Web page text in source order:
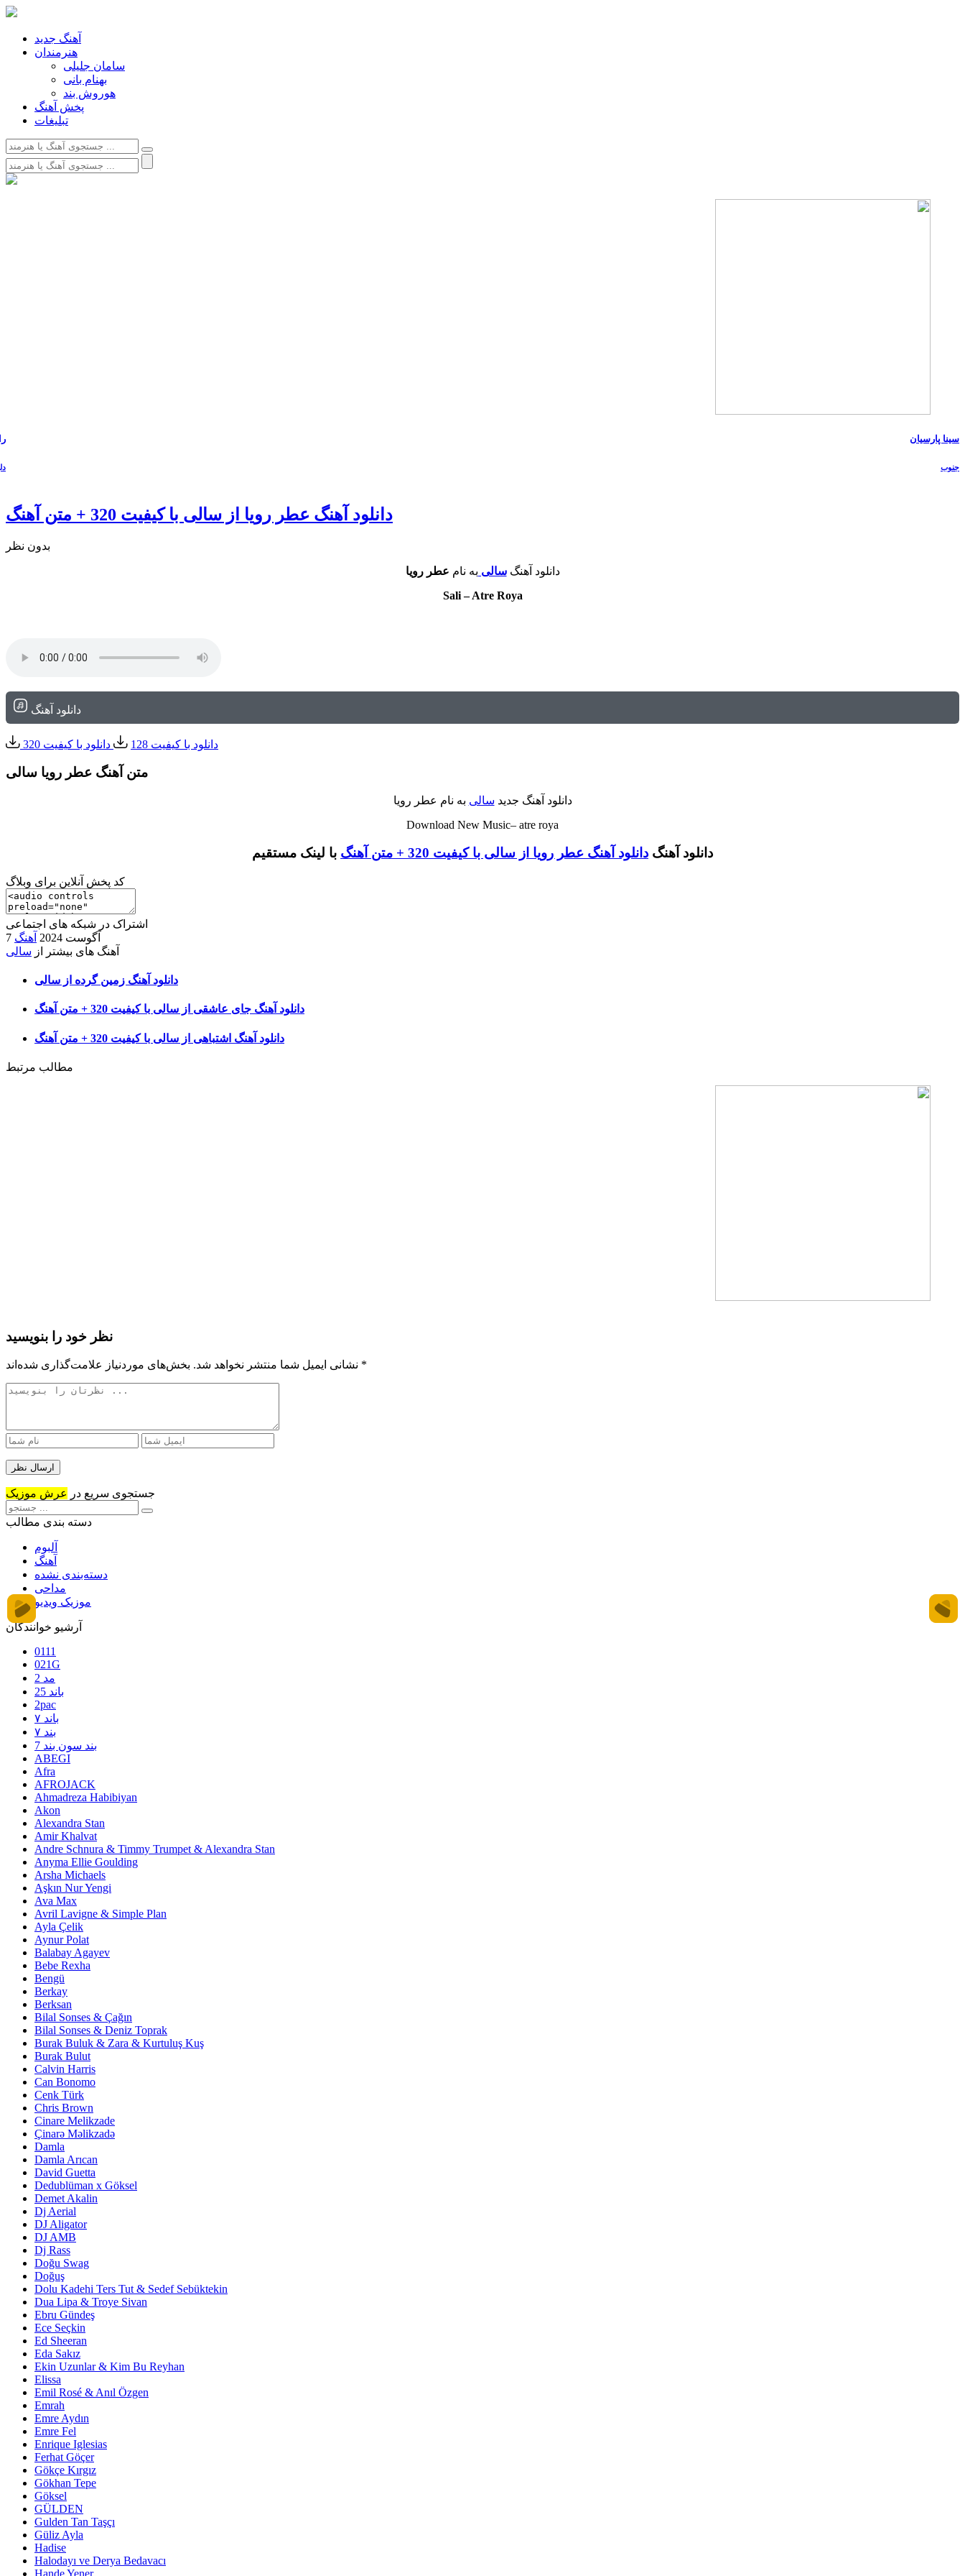
آهنگ جدید
هنرمندان
سامان جلیلی
بهنام بانی
هوروش بند
پخش آهنگ
تبلیغات
سینا پارسیان
جنوب
دانلود آهنگ عطر رویا از سالی با کیفیت 320 + متن آهنگ
بدون نظر
دانلود آهنگسالی به نام عطر رویا
Sali – Atre Roya
دانلود آهنگ
دانلود با کیفیت 128 دانلود با کیفیت 320
متن آهنگ عطر رویا سالی
دانلود آهنگ جدید سالی به نام عطر رویا
Download New Music– atre roya
دانلود آهنگ دانلود آهنگ عطر رویا از سالی با کیفیت 320 + متن آهنگ با لینک مستقیم
کد پخش آنلاین برای وبلاگ
اشتراک در شبکه های اجتماعی
7 آگوست 2024
آهنگ
آهنگ های بیشتر از سالی
دانلود آهنگ زمين گرده از سالی
دانلود آهنگ جای عاشقی از سالی با کیفیت 320 + متن آهنگ
دانلود آهنگ اشتباهی از سالی با کیفیت 320 + متن آهنگ
مطالب مرتبط
نظر خود را بنویسید
نشانی ایمیل شما منتشر نخواهد شد. *
جستجوی سریع در عرش موزیک
دسته بندی مطالب
آلبوم
آهنگ
دسته‌بندی نشده
مداحی
موزیک ویدیو
آرشیو خوانندگان
0111
021G
2 مد
25 باند
2pac
۷ باند
۷ بند
7 بند سون بند
ABEGI
Afra
AFROJACK
Ahmadreza Habibiyan
Akon
Alexandra Stan
Amir Khalvat
Andre Schnura & Timmy Trumpet & Alexandra Stan
Anyma Ellie Goulding
Arsha Michaels
Aşkın Nur Yengi
Ava Max
Avril Lavigne & Simple Plan
Ayla Çelik
Aynur Polat
Balabay Agayev
Bebe Rexha
Bengü
Berkay
Berksan
Bilal Sonses & Çağın
Bilal Sonses & Deniz Toprak
Burak Buluk & Zara & Kurtuluş Kuş
Burak Bulut
Calvin Harris
Can Bonomo
Cenk Türk
Chris Brown
Cinare Melikzade
Çinarə Məlikzadə
Damla
Damla Arıcan
David Guetta
Dedublüman x Göksel
Demet Akalin
Dj Aerial
DJ Aligator
DJ AMB
Dj Rass
Doğu Swag
Doğuş
Dolu Kadehi Ters Tut & Sedef Sebüktekin
Dua Lipa & Troye Sivan
Ebru Gündeş
Ece Seçkin
Ed Sheeran
Eda Sakız
Ekin Uzunlar & Kim Bu Reyhan
Elissa
Emil Rosé & Anıl Özgen
Emrah
Emre Aydın
Emre Fel
Enrique Iglesias
Ferhat Göçer
Gökçe Kırgız
Gökhan Tepe
Göksel
GÜLDEN
Gulden Tan Taşçı
Güliz Ayla
Hadise
Halodayı ve Derya Bedavacı